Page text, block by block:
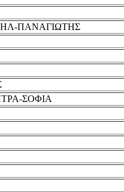
ΠΑΝΑΓΙΩΤΗΣ
ΣΟΦΙΑ